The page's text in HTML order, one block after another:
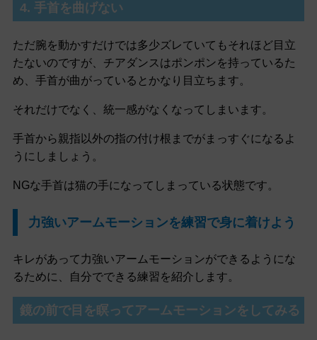
4. 手首を曲げない
ただ腕を動かすだけでは多少ズレていてもそれほど目立
たないのですが、チアダンスはポンポンを持っているた
め、手首が曲がっているとかなり目立ちます。
それだけでなく、統一感がなくなってしまいます。
手首から親指以外の指の付け根までがまっすぐになるよ
うにしましょう。
NGな手首は猫の手になってしまっている状態です。
力強いアームモーションを練習で身に着けよう
キレがあって力強いアームモーションができるようにな
るために、自分でできる練習を紹介します。
鏡の前で目を瞑ってアームモーションをしてみる